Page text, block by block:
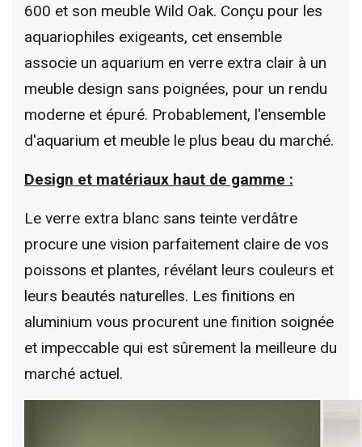
600 et son meuble Wild Oak. Conçu pour les
aquariophiles exigeants, cet ensemble
associe un aquarium en verre extra clair à un
meuble design sans poignées, pour un rendu
moderne et épuré. Probablement, l'ensemble
d'aquarium et meuble le plus beau du marché.
Design et matériaux haut de gamme :
Le verre extra blanc sans teinte verdâtre
procure une vision parfaitement claire de vos
poissons et plantes, révélant leurs couleurs et
leurs beautés naturelles. Les finitions en
aluminium vous procurent une finition soignée
et impeccable qui est sûrement la meilleure du
marché actuel.